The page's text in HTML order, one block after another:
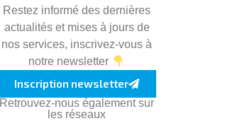
Restez informé des dernières
actualités et mises à jours de
nos services, inscrivez-vous à
notre newsletter
Inscription newsletter
Retrouvez-nous également sur
les réseaux